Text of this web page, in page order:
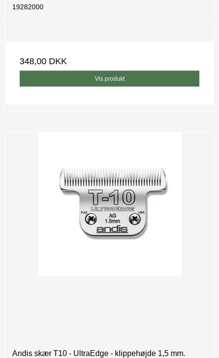
19282000
348,00 DKK
Vis produkt
Andis skær T10 - UltraEdge - klippehøjde 1,5 mm.